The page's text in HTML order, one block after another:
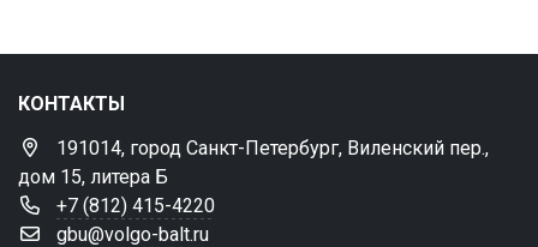
КОНТАКТЫ
191014, город Санкт-Петербург, Виленский пер.,
дом 15, литера Б
+7 (812) 415-4220
gbu@volgo-balt.ru